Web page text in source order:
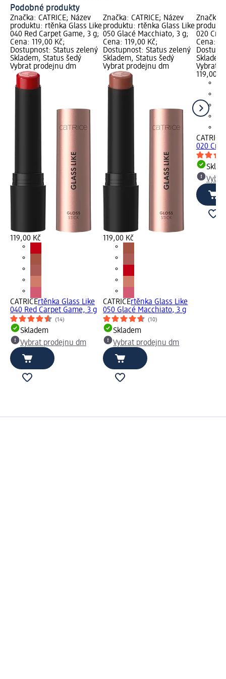
Podobné produkty
Značka: CATRICE; Název
produktu: rtěnka Glass Like
040 Red Carpet Game, 3 g;
Cena: 119,00 Kč;
Dostupnost: Status zelený
Skladem, Status šedý
Vybrat prodejnu dm
119,00 Kč
CATRICErtěnka Glass Like
040 Red Carpet Game, 3 g
(14)
Skladem
Vybrat prodejnu dm
Značka: CATRICE; Název
produktu: rtěnka Glass Like
050 Glacé Macchiato, 3 g;
Cena: 119,00 Kč;
Dostupnost: Status zelený
Skladem, Status šedý
Vybrat prodejnu dm
119,00 Kč
CATRICErtěnka Glass Like
050 Glacé Macchiato, 3 g
(10)
Skladem
Vybrat prodejnu dm
Značka:
020
Cena:
Vybrat
119,00
CATRICE
020